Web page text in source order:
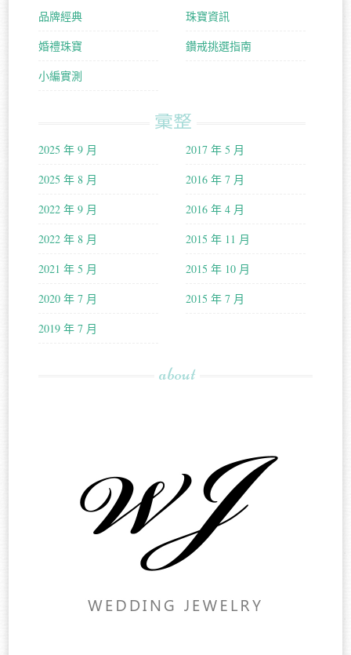
品牌經典
婚禮珠寶
小編實測
珠寶資訊
鑽戒挑選指南
彙整
2025 年 9 月
2025 年 8 月
2022 年 9 月
2022 年 8 月
2021 年 5 月
2020 年 7 月
2019 年 7 月
2017 年 5 月
2016 年 7 月
2016 年 4 月
2015 年 11 月
2015 年 10 月
2015 年 7 月
about